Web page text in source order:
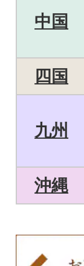
中国
四国
九州
沖縄